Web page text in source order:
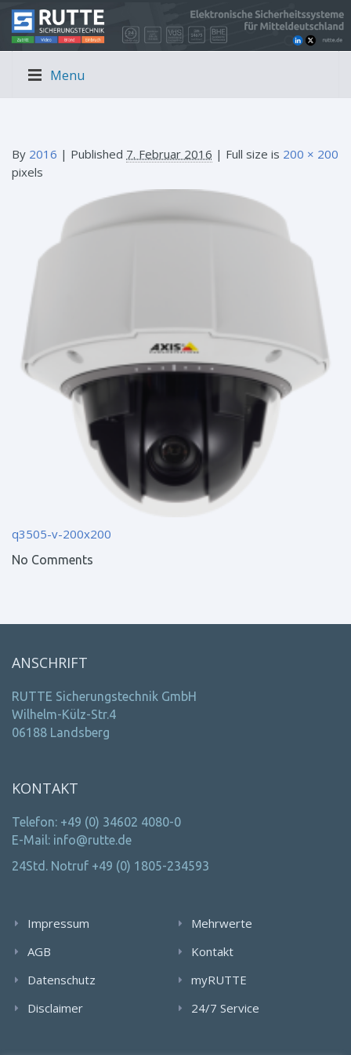
Menu
By 2016 | Published 7. Februar 2016 | Full size is 200 × 200
pixels
q3505-v-200x200
No Comments
ANSCHRIFT
RUTTE Sicherungstechnik GmbH
Wilhelm-Külz-Str.4
06188 Landsberg
KONTAKT
Telefon: +49 (0) 34602 4080-0
E-Mail: info@rutte.de
24Std. Notruf +49 (0) 1805-234593
Impressum
AGB
Datenschutz
Disclaimer
Mehrwerte
Kontakt
myRUTTE
24/7 Service